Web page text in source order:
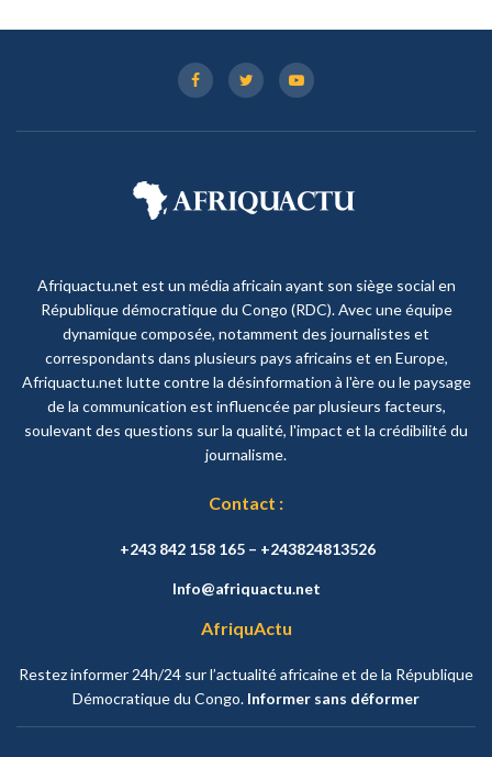
Afriquactu.net est un média africain ayant son siège social en
République démocratique du Congo (RDC). Avec une équipe
dynamique composée, notamment des journalistes et
correspondants dans plusieurs pays africains et en Europe,
Afriquactu.net lutte contre la désinformation à l'ère ou le paysage
de la communication est influencée par plusieurs facteurs,
soulevant des questions sur la qualité, l'impact et la crédibilité du
journalisme.
Contact :
+243 842 158 165 – +243824813526
Info@afriquactu.net
AfriquActu
Restez informer 24h/24 sur l’actualité africaine et de la République
Démocratique du Congo. Informer sans déformer